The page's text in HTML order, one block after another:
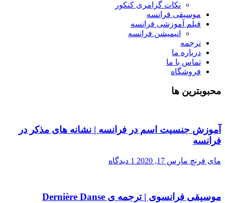
نکات گرامری کنکور
موسیقی فرانسه
فیلم آموزشی فرانسه
انیمیشن فرانسه
ترجمه
درباره ما
تماس با ما
فروشگاه
محبوبترین ها
آموزش جنسیت اسم در فرانسه | نشانه های مذکر در
فرانسه
مای فرنچ مارس 17, 2020 1 دیدگاه
موسیقی فرانسوی | ترجمه ی Dernière Danse